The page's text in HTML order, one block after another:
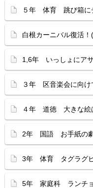
５年 体育 跳び箱に
白根カーニバル復活
1,6年 いっしょにア
３年 区音楽会に向
４年 道徳 大きな絵
2年 国語 お手紙の
3年 体育 タグラグビ
5年 家庭科 ランチョ